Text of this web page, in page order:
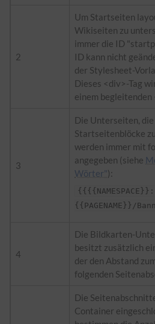
2
Um Startseiten
Wikiseiten zu
immer die ID
ID kann nicht
der Stylesheet-
Dieses <div>-Tag
einem begleitenden
3
Die Unterseiten,
Startseitenblöcke
werden immer mit
angegeben (siehe
Wörter"):
{{{{NAMESPACE}}:
{{PAGENAME}}/
4
Die Bildkarten-
besitzt zusätzlich
der den Abstand
folgenden
Die
Container